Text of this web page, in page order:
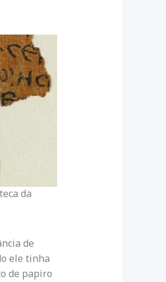
da
de
ele tinha
de papiro